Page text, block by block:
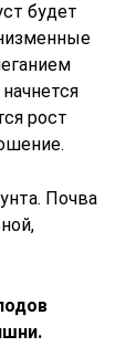
будет
рост
Почва